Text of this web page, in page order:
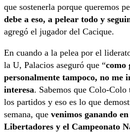
que sostenerla porque queremos
debe a eso, a pelear todo y
agregó el jugador del Cacique.
En cuando a la pelea por el
la U, Palacios aseguró que “como
personalmente tampoco, no me
interesa. Sabemos que Colo-Colo
los partidos y eso es lo que
semana, que venimos ganando
Libertadores y el Campeonato